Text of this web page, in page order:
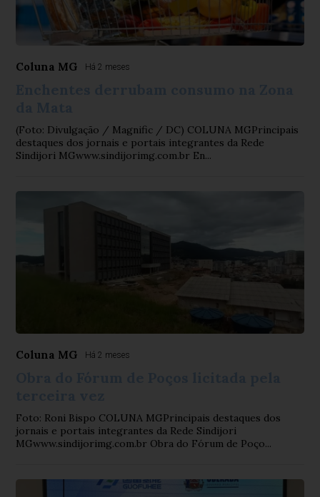
Coluna MG Há 2 meses
(Foto: Divulgação / Magnific / DC) COLUNA MGPrincipais
destaques dos jornais e portais integrantes da Rede
Sindijori MGwww.sindijorimg.com.br En...
Coluna MG Há 2 meses
Foto: Roni Bispo COLUNA MGPrincipais destaques dos
jornais e portais integrantes da Rede Sindijori
MGwww.sindijorimg.com.br Obra do Fórum de Poço...